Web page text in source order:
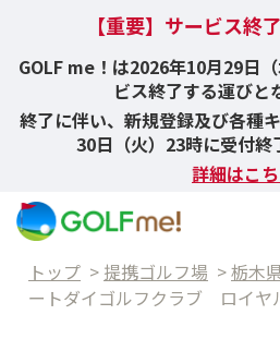
【重要】サービス終
GOLF me！は2026年10月29日
ビス終了する運びと
終了に伴い、新規登録及び各種
30日（火）23時に受付終
詳細はこ
トップ > 提携ゴルフ場 >栃木
ートダイゴルフクラブ ロイヤ